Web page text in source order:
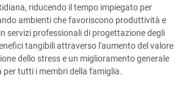
riducendo il tempo impiegato per
ambienti che favoriscono produttività e
servizi professionali di progettazione degli
tangibili attraverso l'aumento del valore
dello stress e un miglioramento generale
per tutti i membri della famiglia.